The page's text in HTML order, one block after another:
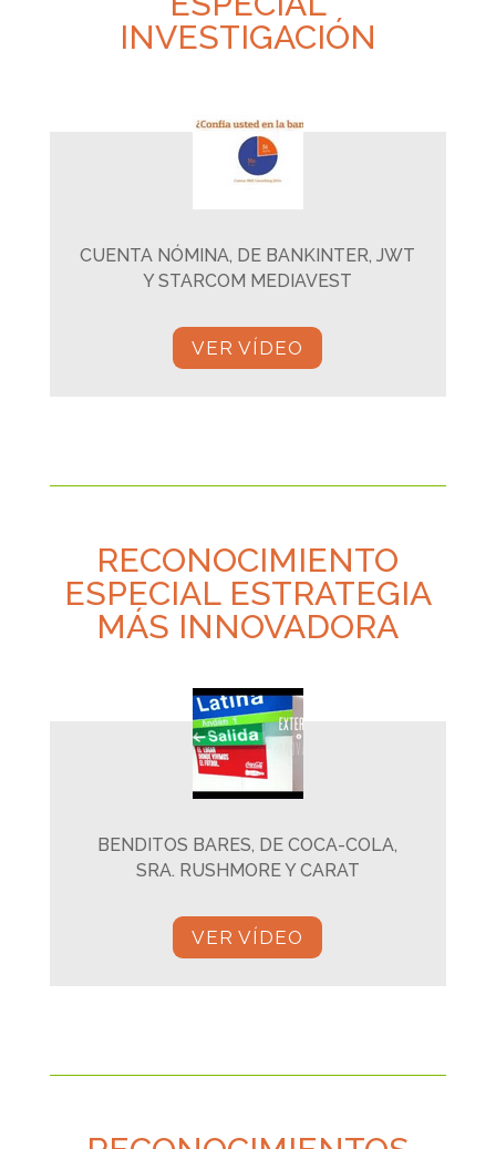
INVESTIGACIÓN
CUENTA NÓMINA, DE BANKINTER, JWT
Y STARCOM MEDIAVEST
VER VÍDEO
RECONOCIMIENTO
ESPECIAL ESTRATEGIA
MÁS INNOVADORA
BENDITOS BARES, DE COCA-COLA,
SRA. RUSHMORE Y CARAT
VER VÍDEO